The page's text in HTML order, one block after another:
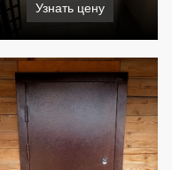
Узнать цену